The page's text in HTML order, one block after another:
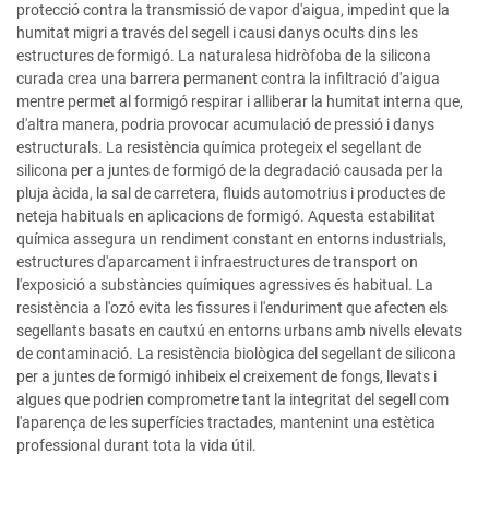
protecció contra la transmissió de vapor d'aigua, impedint que la
humitat migri a través del segell i causi danys ocults dins les
estructures de formigó. La naturalesa hidròfoba de la silicona
curada crea una barrera permanent contra la infiltració d'aigua
mentre permet al formigó respirar i alliberar la humitat interna que,
d'altra manera, podria provocar acumulació de pressió i danys
estructurals. La resistència química protegeix el segellant de
silicona per a juntes de formigó de la degradació causada per la
pluja àcida, la sal de carretera, fluids automotrius i productes de
neteja habituals en aplicacions de formigó. Aquesta estabilitat
química assegura un rendiment constant en entorns industrials,
estructures d'aparcament i infraestructures de transport on
l'exposició a substàncies químiques agressives és habitual. La
resistència a l'ozó evita les fissures i l'enduriment que afecten els
segellants basats en cautxú en entorns urbans amb nivells elevats
de contaminació. La resistència biològica del segellant de silicona
per a juntes de formigó inhibeix el creixement de fongs, llevats i
algues que podrien comprometre tant la integritat del segell com
l'aparença de les superfícies tractades, mantenint una estètica
professional durant tota la vida útil.